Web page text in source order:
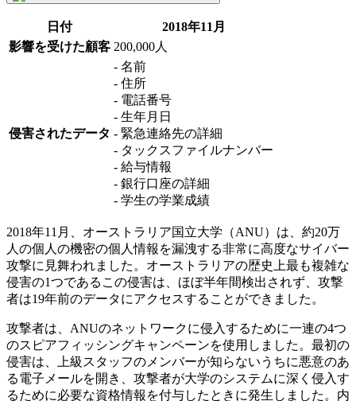
日付
2018年11月
影響を受けた顧客 200,000人
侵害されたデータ
- 名前
- 住所
- 電話番号
- 生年月日
- 緊急連絡先の詳細
- タックスファイルナンバー
- 給与情報
- 銀行口座の詳細
- 学生の学業成績
2018年11月、オーストラリア国立大学（ANU）は、約20万
人の個人の機密の個人情報を漏洩する非常に高度なサイバー
攻撃に見舞われました。オーストラリアの歴史上最も複雑な
侵害の1つであるこの侵害は、ほぼ半年間検出されず、攻撃
者は19年前のデータにアクセスすることができました。
攻撃者は、ANUのネットワークに侵入するために一連の4つ
のスピアフィッシングキャンペーンを使用しました。最初の
侵害は、上級スタッフのメンバーが知らないうちに悪意のあ
る電子メールを開き、攻撃者が大学のシステムに深く侵入す
るために必要な資格情報を付与したときに発生しました。内